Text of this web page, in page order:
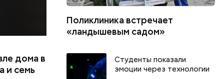
дома в
и семь
Поликлиника встречает
«ландышевым садом»
Студенты показали
эмоции через технологии